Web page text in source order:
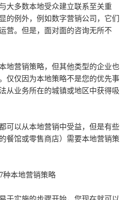
大多数本地受众建立联系至关重
的例外，例如数字营销公司，它们
营。但是，面对面的咨询无所不
地营销策略，但其他类型的企业也
仅仅因为本地策略不是您的优先事
从业务所在的城镇或地区中获得吸
可以从本地营销中受益，但是有些
餐馆或零售商店）需要本地营销策
种本地营销策略